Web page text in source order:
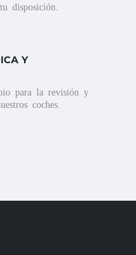
disposición.
Y
para la revisión y
coches.